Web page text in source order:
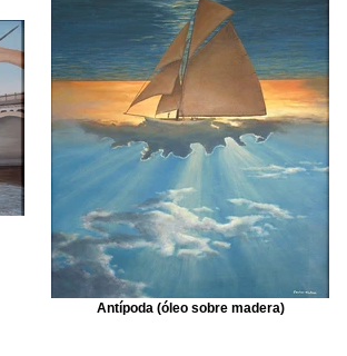
Antípoda (óleo sobre madera)